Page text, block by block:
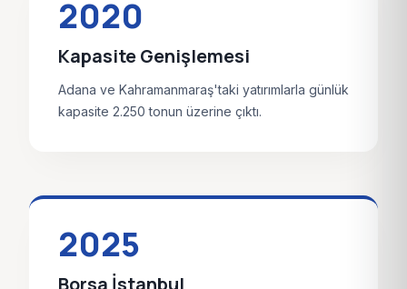
2020
Kapasite Genişlemesi
Adana ve Kahramanmaraş'taki yatırımlarla günlük
kapasite 2.250 tonun üzerine çıktı.
2025
Borsa İstanbul